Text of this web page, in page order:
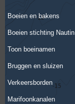
Boeien en bakens
Boeien stichting Nautin
Toon boeinamen
Bruggen en sluizen
Verkeersborden
Marifoonkanalen